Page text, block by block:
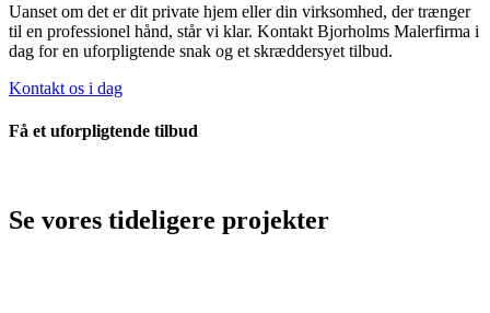
Uanset om det er dit private hjem eller din virksomhed, der trænger
til en professionel hånd, står vi klar. Kontakt Bjorholms Malerfirma i
dag for en uforpligtende snak og et skræddersyet tilbud.
Kontakt os i dag
Få et uforpligtende tilbud
Se vores tideligere projekter